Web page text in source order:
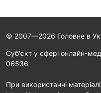
© 2007—2026 Головне в
Cуб'єкт у сфері онлайн-
06536
При використанні